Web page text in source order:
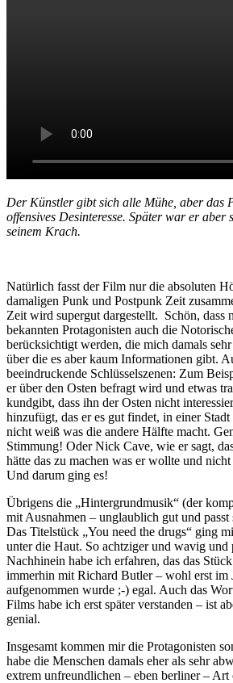
Der Künstler gibt sich alle Mühe, aber das
offensives Desinteresse. Später war er aber
seinem Krach.
Natürlich fasst der Film nur die absoluten
damaligen Punk und Postpunk Zeit
Zeit wird supergut dargestellt. Schön, dass
bekannten Protagonisten auch die
berücksichtigt werden, die mich damals
über die es aber kaum Informationen gibt.
beeindruckende Schlüsselszenen: Zum
er über den Osten befragt wird und etwas
kundgibt, dass ihn der Osten nicht
hinzufügt, das er es gut findet, in einer
nicht weiß was die andere Hälfte macht.
Stimmung! Oder Nick Cave, wie er sagt,
hätte das zu machen was er wollte und
Und darum ging es!
Übrigens die „Hintergrundmusik“ (der
mit Ausnahmen – unglaublich gut und
Das Titelstück „You need the drugs“ ging
unter die Haut. So achtziger und wavig und
Nachhinein habe ich erfahren, das das
immerhin mit Richard Butler – wohl erst im
aufgenommen wurde ;-) egal. Auch das
Films habe ich erst später verstanden – ist
genial.
Insgesamt kommen mir die Protagonisten
habe die Menschen damals eher als sehr
extrem unfreundlichen – eben berliner –